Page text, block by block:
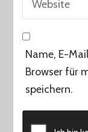
Name, E-
Browser für
speichern.